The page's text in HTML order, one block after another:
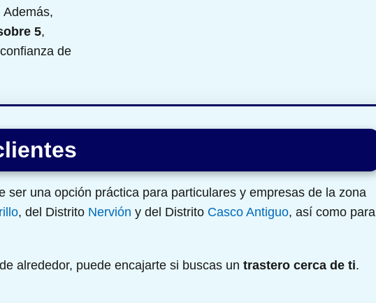
5,
de
ser una opción práctica para particulares y empresas de la zona
, del Distrito Nervión y del Distrito Casco Antiguo, así como para
alrededor, puede encajarte si buscas un trastero cerca de ti.